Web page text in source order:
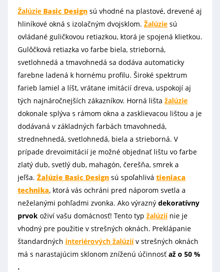
Žalúzie Basic Design sú vhodné na plastové, drevené aj
hliníkové okná s izolačným dvojsklom. Žalúzie sú
ovládané guličkovou retiazkou, ktorá je spojená klietkou.
Gulôčková retiazka vo farbe biela, strieborná,
svetlohnedá a tmavohnedá sa dodáva automaticky
farebne ladená k hornému profilu. Široké spektrum
farieb lamiel a líšt, vrátane imitácií dreva, uspokojí aj
tých najnáročnejších zákazníkov. Horná lišta žalúzie
dokonale splýva s rámom okna a zasklievacou lištou a je
dodávaná v základných farbách tmavohnedá,
strednehnedá, svetlohnedá, biela a strieborná. V
prípade drevoimitácií je možné objednať lištu vo farbe
zlatý dub, svetlý dub, mahagón, čerešňa, smrek a
jeľša. Žalúzie Basic Design sú spoľahlivá tieniaca
technika, ktorá vás ochráni pred náporom svetla a
neželanými pohľadmi zvonka. Ako výrazný dekoratívny
prvok oživí vašu domácnosť! Tento typ žalúziínie je
vhodný pre použitie v strešných oknách. Preklápanie
štandardných interiérových žalúziív strešných oknách
má s narastajúcim sklonom zníženú účinnosť až o 50 %
.